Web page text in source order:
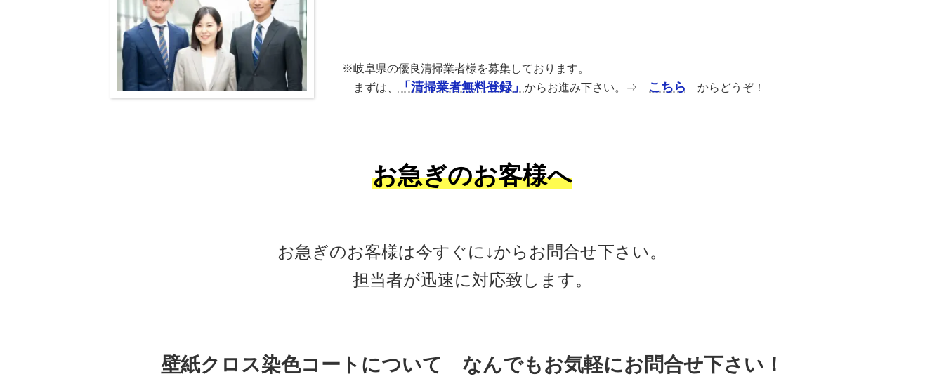
※岐阜県の優良清掃業者様を募集しております。
まずは、
「清掃業者無料登録」 からお進み下さい。⇒ こちら からどうぞ！
お急ぎのお客様へ
お急ぎのお客様は今すぐに↓からお問合せ下さい。
担当者が迅速に対応致します。
壁紙クロス染色コートについて なんでもお気軽にお問合せ下さい！